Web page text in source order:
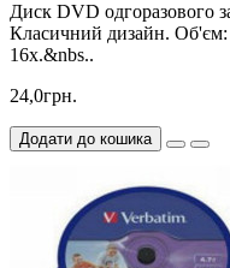
Диск DVD одгоразового
Класичний дизайн. Об'єм:
16х.&nbs..
24,0грн.
Додати до кошика